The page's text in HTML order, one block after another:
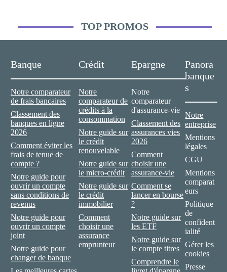
TOP PROMOS
Banque
Notre comparateur
de frais bancaires
Classement des
banques en ligne
2026
Comment éviter les
frais de tenue de
compte ?
Notre guide pour
ouvrir un compte
sans conditions de
revenus
Notre guide pour
ouvrir un compte
joint
Notre guide pour
changer de banque
Crédit
Notre
comparateur de
crédits à la
consommation
Notre guide sur
le crédit
renouvelable
Notre guide sur
le micro-crédit
Notre guide sur
le crédit
immobilier
Comment
choisir une
assurance
emprunteur
Epargne
Notre
comparateur
d'assurance-vie
Classement des
assurances vies
2026
Comment
choisir une
assurance-vie
Comment se
lancer en bourse
?
Notre guide sur
les ETF
Notre guide sur
le compte titres
Comprendre le
Panora
banque
s
Notre
entreprise
Mentions
légales
CGU
Mentions
comparat
eurs
Politique
de
confident
ialité
Gérer les
cookies
Presse